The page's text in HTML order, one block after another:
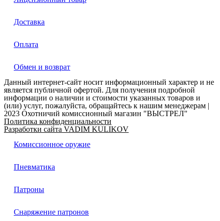
Доставка
Оплата
Обмен и возврат
Данный интернет-сайт носит информационный характер и не
является публичной офертой. Для получения подробной
информации о наличии и стоимости указанных товаров и
(или) услуг, пожалуйста, обращайтесь к нашим менеджерам |
2023 Охотничий комиссионный магазин "ВЫСТРЕЛ"
Политика конфиденциальности
Разработки сайта VADIM KULIKOV
Комиссионное оружие
Пневматика
Патроны
Снаряжение патронов